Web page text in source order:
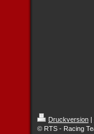
Druckversion |
© RTS - Racing